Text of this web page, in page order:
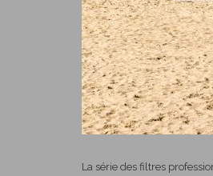
La série des filtres